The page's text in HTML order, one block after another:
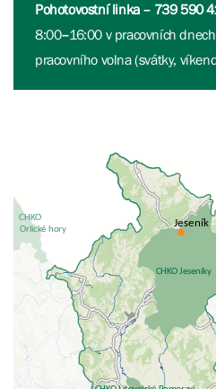
Pohotovostní linka – 739 590
8:00–16:00 v pracovních
pracovního volna (svátky,